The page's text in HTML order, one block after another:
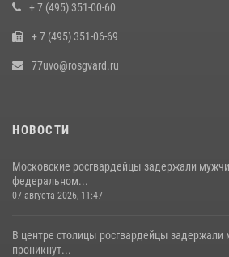
В Москве сотрудники Росгвардии оказали
17 июля 2026, 14:00
+ 7 (495) 351-00-60
+ 7 (495) 351-06-69
77uvo@rosgvard.ru
НОВОСТИ
Московские росгвардейцы задержали
федеральном...
07 августа 2026, 11:47
В центре столицы росгвардейцы задержали
проникнут...